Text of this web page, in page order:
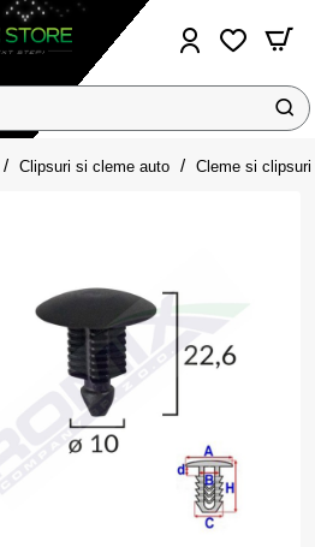
Clipsuri si cleme auto Cleme si